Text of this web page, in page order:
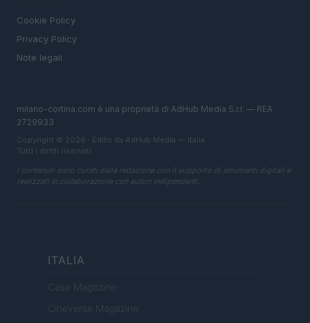
Cookie Policy
Privacy Policy
Note legali
milano-cortina.com è una proprietà di AdHub Media S.r.l. — REA
2729933
Copyright © 2026 · Edito da AdHub Media — Italia
Tutti i diritti riservati
I contenuti sono curati dalla redazione con il supporto di strumenti digitali e
realizzati in collaborazione con autori indipendenti.
ITALIA
Casa Magazine
Cineverse Magazine